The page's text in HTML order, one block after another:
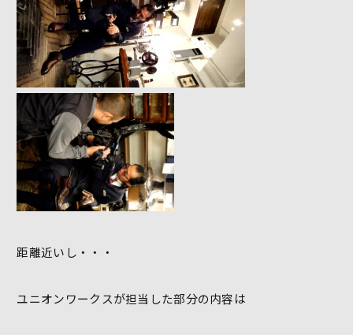
距離近いし・・・
ユニオンワークスが担当した部分の内容は